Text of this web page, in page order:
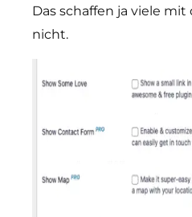
Das schaffen ja viele
nicht.